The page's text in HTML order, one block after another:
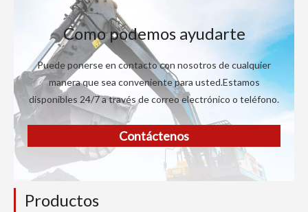
Como podemos ayudarte
Puede ponerse en contacto con nosotros de cualquier
manera que sea conveniente para usted.Estamos
disponibles 24/7 a través de correo electrónico o teléfono.
Contáctenos
Productos